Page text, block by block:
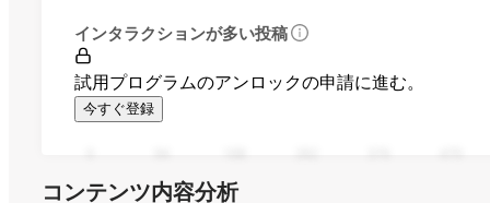
インタラクションが多い投稿
試用プログラムのアンロックの申請に進む。
今すぐ登録
コンテンツ内容分析